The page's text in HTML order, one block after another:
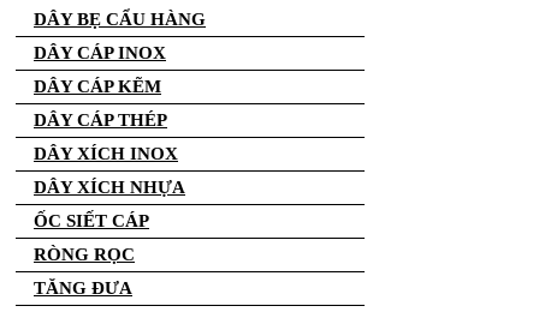
DÂY BẸ CẨU HÀNG
DÂY CÁP INOX
DÂY CÁP KẼM
DÂY CÁP THÉP
DÂY XÍCH INOX
DÂY XÍCH NHỰA
ỐC SIẾT CÁP
RÒNG RỌC
TĂNG ĐƯA